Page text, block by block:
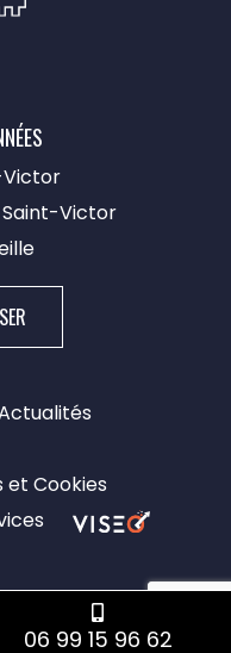
06 99 15 96 62
Saint-Victor
et Cookies